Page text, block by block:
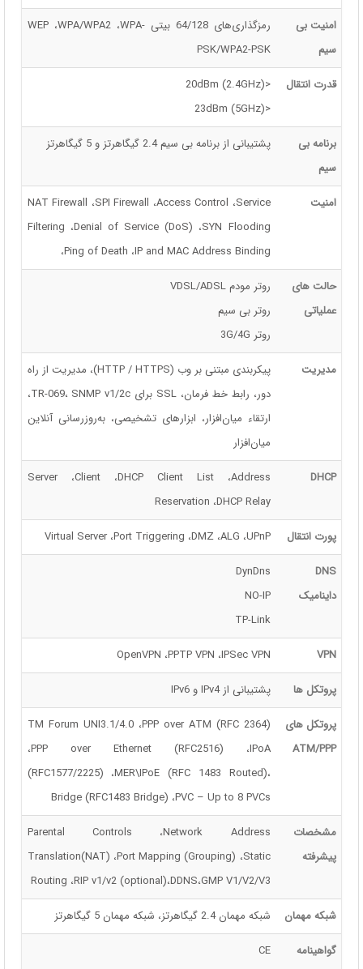
امنیت بی
سیم
رمزگذاری‌های 64/128 بیتی WEP ،WPA/WPA2 ،WPA-
PSK/WPA2-PSK
قدرت انتقال
<20dBm (2.4GHz)
<23dBm (5GHz)
برنامه بی
سیم
پشتیبانی از برنامه بی سیم 2.4 گیگاهرتز و 5 گیگاهرتز
امنیت
NAT Firewall ،SPI Firewall ،Access Control ،Service
Filtering ،Denial of Service (DoS) ،SYN Flooding
،Ping of Death ،IP and MAC Address Binding
حالت های
عملیاتی
روتر مودم VDSL/ADSL
روتر بی سیم
روتر 3G/4G
مدیریت
پیکربندی مبتنی بر وب (HTTP / HTTPS)، مدیریت از راه
دور، رابط خط فرمان، SSL برای TR-069، SNMP v1/2c،
ارتقاء میان‌افزار، ابزارهای تشخیصی، به‌روزرسانی آنلاین
میان‌افزار
DHCP
Server ،Client ،DHCP Client List ،Address
Reservation ،DHCP Relay
پورت انتقال Virtual Server ،Port Triggering ،DMZ ،ALG ،UPnP
DNS
داینامیک
DynDns
NO-IP
TP-Link
VPN OpenVPN ،PPTP VPN ،IPSec VPN
پروتکل ها پشتیبانی از IPv4 و IPv6
پروتکل های
ATM/PPP
TM Forum UNI3.1/4.0 ،PPP over ATM (RFC 2364)
،PPP over Ethernet (RFC2516) ،IPoA
(RFC1577/2225) ،MER\IPoE (RFC 1483 Routed)،
Bridge (RFC1483 Bridge) ،PVC – Up to 8 PVCs
مشخصات
پیشرفته
Parental Controls ،Network Address
Translation(NAT) ،Port Mapping (Grouping) ،Static
Routing ،RIP v1/v2 (optional)،DDNS،GMP V1/V2/V3
شبکه مهمان شبکه مهمان 2.4 گیگاهرتز، شبکه مهمان 5 گیگاهرتز
گواهینامه
CE